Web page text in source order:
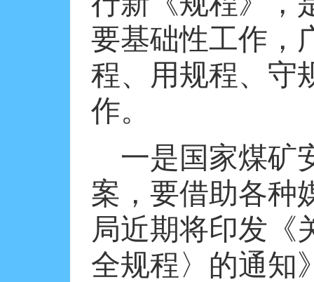
要基础性工作，
程、用规程、守
作。
一是国家煤矿
案，要借助各种
局近期将印发《
全规程〉的通知